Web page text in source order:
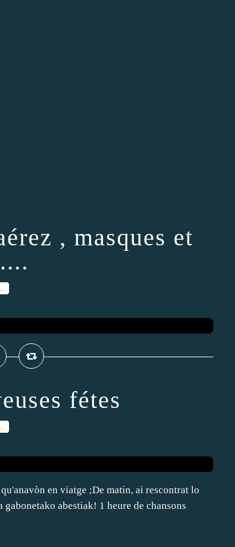
, masques et
fétes
en viatge ;De matin, ai rescontrat lo
abestiak! 1 heure de chansons